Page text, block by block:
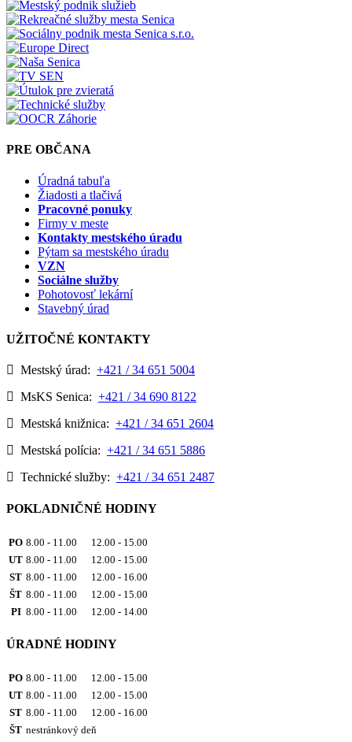
PRE OBČANA
Úradná tabuľa
Žiadosti a tlačivá
Pracovné ponuky
Firmy v meste
Kontakty mestského úradu
Pýtam sa mestského úradu
VZN
Sociálne služby
Pohotovosť lekární
Stavebný úrad
UŽITOČNÉ KONTAKTY
Mestský úrad: +421 / 34 651 5004
MsKS Senica: +421 / 34 690 8122
Mestská knižnica: +421 / 34 651 2604
Mestská polícia: +421 / 34 651 5886
Technické služby: +421 / 34 651 2487
POKLADNIČNÉ HODINY
PO 8.00 - 11.00 12.00 - 15.00
UT 8.00 - 11.00 12.00 - 15.00
ST 8.00 - 11.00 12.00 - 16.00
ŠT 8.00 - 11.00 12.00 - 15.00
PI 8.00 - 11.00 12.00 - 14.00
ÚRADNÉ HODINY
PO 8.00 - 11.00 12.00 - 15.00
UT 8.00 - 11.00 12.00 - 15.00
ST 8.00 - 11.00 12.00 - 16.00
ŠT nestránkový deň